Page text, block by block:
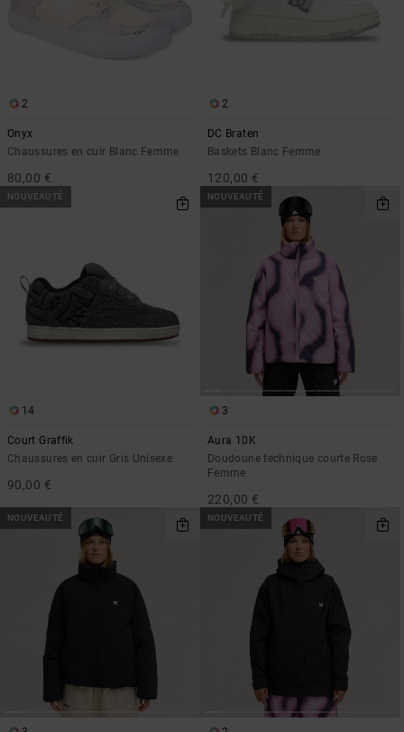
2
Onyx
Chaussures en cuir Blanc Femme
80,00 €
2
DC Braten
Baskets Blanc Femme
120,00 €
NOUVEAUTÉ
14
Court Graffik
Chaussures en cuir Gris Unisexe
90,00 €
NOUVEAUTÉ
3
Aura 10K
Doudoune technique courte Rose
Femme
220,00 €
NOUVEAUTÉ NOUVEAUTÉ